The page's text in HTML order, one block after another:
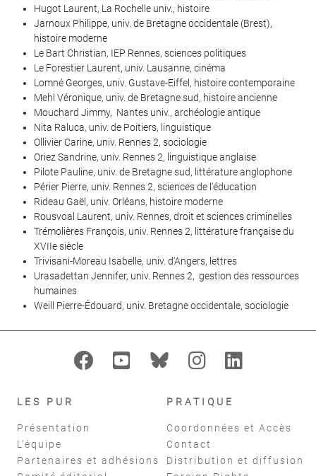
Hugot Laurent, La Rochelle univ., histoire
Jarnoux Philippe, univ. de Bretagne occidentale (Brest),
histoire moderne
Le Bart Christian, IEP Rennes, sciences politiques
Le Forestier Laurent, univ. Lausanne, cinéma
Lomné Georges, univ. Gustave-Eiffel, histoire contemporaine
Mehl Véronique, univ. de Bretagne sud, histoire ancienne
Mouchard Jimmy, Nantes univ., archéologie antique
Nita Raluca, univ. de Poitiers, linguistique
Ollivier Carine, univ. Rennes 2, sociologie
Oriez Sandrine, univ. Rennes 2, linguistique anglaise
Pilote Pauline, univ. de Bretagne sud, littérature anglophone
Périer Pierre, univ. Rennes 2, sciences de l'éducation
Rideau Gaël, univ. Orléans, histoire moderne
Rousvoal Laurent, univ. Rennes, droit et sciences criminelles
Trémolières François, univ. Rennes 2, littérature française du
XVIIe siècle
Trivisani-Moreau Isabelle, univ. d'Angers, lettres
Urasadettan Jennifer, univ. Rennes 2, gestion des ressources
humaines
Weill Pierre-Édouard, univ. Bretagne occidentale, sociologie
LES PUR
Présentation
L'équipe
Partenaires et adhésions
PRATIQUE
Coordonnées et Accès
Contact
Distribution et diffusion